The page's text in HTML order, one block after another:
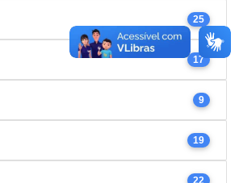
25
17
9
19
22